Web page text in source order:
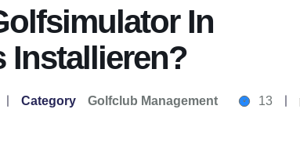
In
Installieren?
Category Golfclub Management 13